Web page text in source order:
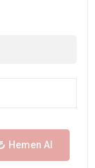
Hemen Al